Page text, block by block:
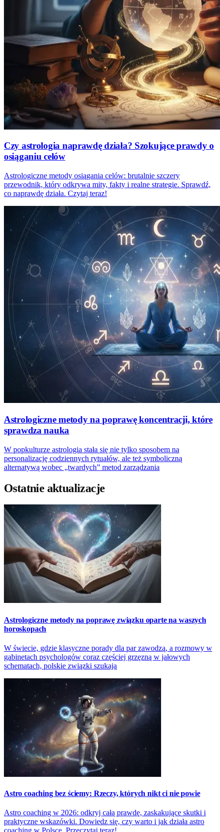
Czy astrologia naprawdę działa? Szokujące prawdy o
osiąganiu celów
Astrologiczne metody osiągania celów: brutalnie szczery
przewodnik, który odkrywa mity, fakty i realne strategie. Sprawdź,
co naprawdę działa. Czytaj teraz!
Astrologiczne metody na poprawę koncentracji, które
sprawdza nauka
W popkulturze astrologia stała się nie tylko sposobem na
personalizację codziennych rytuałów, ale też symboliczną
alternatywą wobec „twardych” metod zarządzania
Ostatnie aktualizacje
Astrologiczne metody na poprawę związku oparte na waszych
horoskopach
W świecie, gdzie klasyczne porady dla par zawodzą, a rozmowy w
gabinetach psychologów coraz częściej grzęzną w jałowych
schematach, polskie związki szukają
Astro coaching bez ściemy: Rzeczy, których nikt ci nie powie
Astro coaching w 2026: odkryj całą prawdę, zaskakujące skutki i
praktyczne wskazówki. Dowiedz się, czy warto i jak działa astro